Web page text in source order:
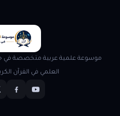
موسوعة علمية عربية متخصصة في
العلمي في القرآن